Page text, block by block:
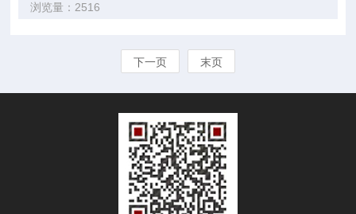
浏览量：2516
下一页 末页